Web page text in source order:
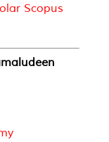
Scopus